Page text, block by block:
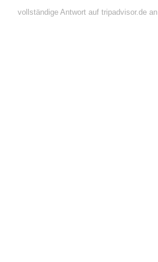
vollständige Antwort auf tripadvisor.de an